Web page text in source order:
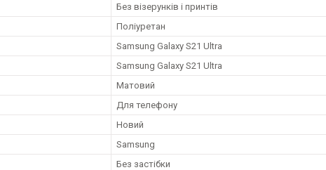
Без візерунків і принтів
Поліуретан
Samsung Galaxy S21 Ultra
Samsung Galaxy S21 Ultra
Матовий
Для телефону
Новий
Samsung
Без застібки